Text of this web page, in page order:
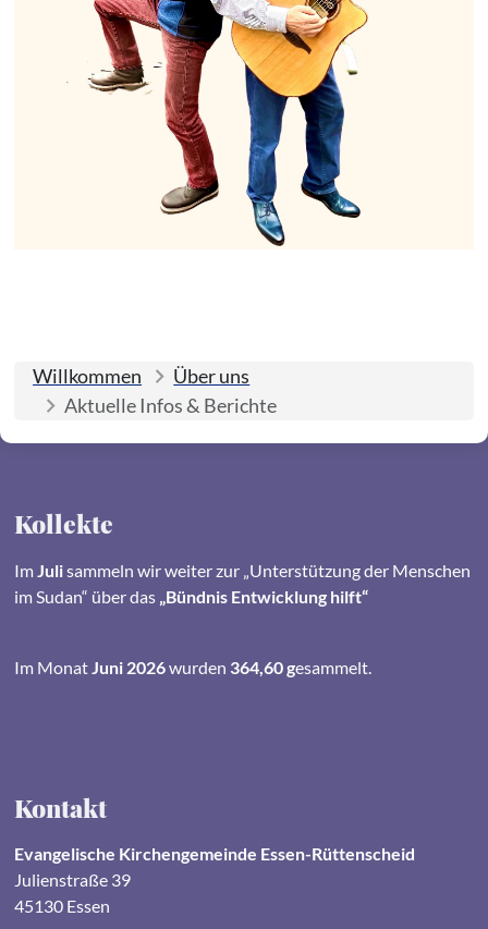
Willkommen
Über uns
Aktuelle Infos & Berichte
Kollekte
Im Julisammeln wir weiter zur „Unterstützung der Menschen
im Sudan“ über das „Bündnis Entwicklung hilft“
Im MonatJuni 2026wurden 364,60 gesammelt.
Kontakt
Evangelische Kirchengemeinde Essen-Rüttenscheid
Julienstraße 39
45130 Essen